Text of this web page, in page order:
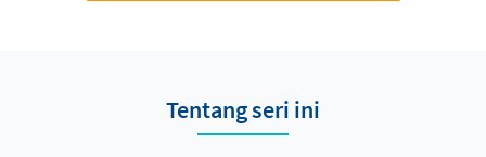
Tentang seri ini